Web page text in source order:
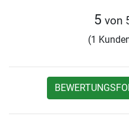
5 von
(1